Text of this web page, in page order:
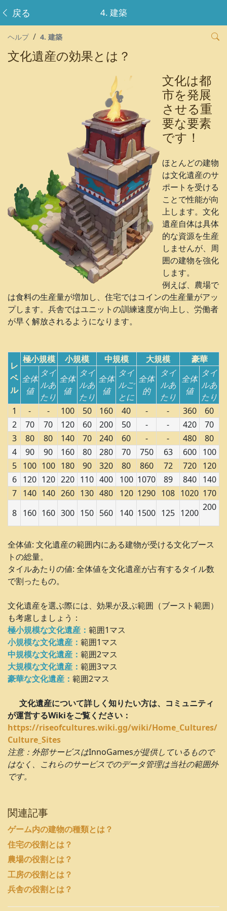
4. 建築
戻る
ヘルプ 4. 建築
文化遺産の効果とは？
文化は都
市を発展
させる重
要な要素
です！
ほとんどの建物
は文化遺産のサ
ポートを受ける
ことで性能が向
上します。文化
遺産自体は具体
的な資源を生産
しませんが、周
囲の建物を強化
します。
例えば、農場で
は食料の生産量が増加し、住宅ではコインの生産量がアッ
プします。兵舎ではユニットの訓練速度が向上し、労働者
が早く解放されるようになります。
レ
ベ
ル
極小規模 小規模 中規模 大規模
豪華
全体
値
タイ
ルあ
たり
全体
値
タイ
ルあ
たり
全体
値
タイ
ルご
とに
全体
的
タイ
ルあ
たり
全体
値
タイ
ルあ
たり
1
- - 100 50 160 40 - - 360
60
2
70 70 120 60 200 50 - - 420
70
3
80 80 140 70 240 60 - - 480
80
4
90 90 160 80 280 70 750 63 600
100
5
100 100 180 90 320 80 860 72 720
120
6
120 120 220 110 400 100 1070 89 840
140
7
140 140 260 130 480 120 1290 108 1020 170
8
160 160 300 150 560 140 1500 125 1200
200
全体値: 文化遺産の範囲内にある建物が受ける文化ブース
トの総量。
タイルあたりの値: 全体値を文化遺産が占有するタイル数
で割ったもの。
文化遺産を選ぶ際には、効果が及ぶ範囲（ブースト範囲）
も考慮しましょう：
極小規模な文化遺産： 範囲1マス
小規模な文化遺産： 範囲1マス
中規模な文化遺産： 範囲2マス
大規模な文化遺産： 範囲3マス
豪華な文化遺産： 範囲2マス
文化遺産について詳しく知りたい方は、コミュニティ
が運営するWikiをご覧ください ：
https://riseofcultures.wiki.gg/wiki/Home_Cultures/
Culture_Sites
注意：外部サービスはInnoGamesが提供しているもので
はなく、これらのサービスでのデータ管理は当社の範囲外
です。
関連記事
ゲーム内の建物の種類とは？
住宅の役割とは？
農場の役割とは？
工房の役割とは？
兵舎の役割とは？